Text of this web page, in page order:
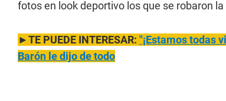
fotos en look deportivo los que se robaron
►TE PUEDE INTERESAR: "¡Estamostodas
Barón le dijo de todo